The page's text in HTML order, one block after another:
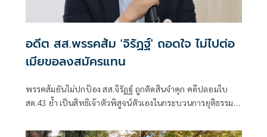
อดีต สส.พรรคส้ม 'จิรัฏฐ์' ถอดใจ ไม่ไปต่อ
เมียขอลงสมัครแทน
พรรคส้มยันไม่ปกป้อง สส.จิรัฏฐ์ ถูกตัดสินจำคุก คดีปลอมใบ
สด.43 ย้ำ เป็นสิทธิเจ้าตัวพิสูจน์ตัวเองในกระบวนการยุติธรรม
แสดงความประสงค์สมัครรับเลือกตั้งในนามพรรค